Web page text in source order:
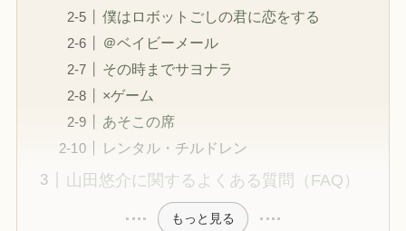
僕はロボットごしの君に恋をする
＠ベイビーメール
その時までサヨナラ
×ゲーム
あそこの席
レンタル・チルドレン
山田悠介に関するよくある質問（FAQ）
もっと見る